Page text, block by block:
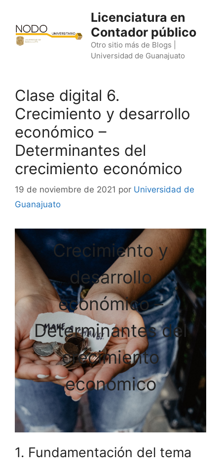
contenido
Licenciatura en
Contador público
Otro sitio más de Blogs |
Universidad de Guanajuato
Clase digital 6.
Crecimiento y desarrollo
económico –
Determinantes del
crecimiento económico
19 de noviembre de 2021 por Universidad de
Guanajuato
Crecimiento y
desarrollo
económico –
Determinantes del
crecimiento
económico
1. Fundamentación del tema